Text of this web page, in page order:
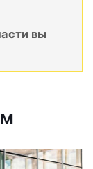
вы